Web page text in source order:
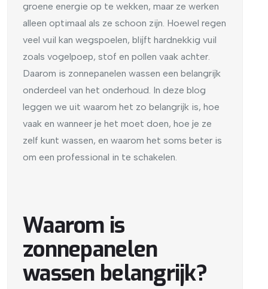
groene energie op te wekken, maar ze werken
alleen optimaal als ze schoon zijn. Hoewel regen
veel vuil kan wegspoelen, blijft hardnekkig vuil
zoals vogelpoep, stof en pollen vaak achter.
Daarom is zonnepanelen wassen een belangrijk
onderdeel van het onderhoud. In deze blog
leggen we uit waarom het zo belangrijk is, hoe
vaak en wanneer je het moet doen, hoe je ze
zelf kunt wassen, en waarom het soms beter is
om een professional in te schakelen.
Waarom is
zonnepanelen
wassen belangrijk?